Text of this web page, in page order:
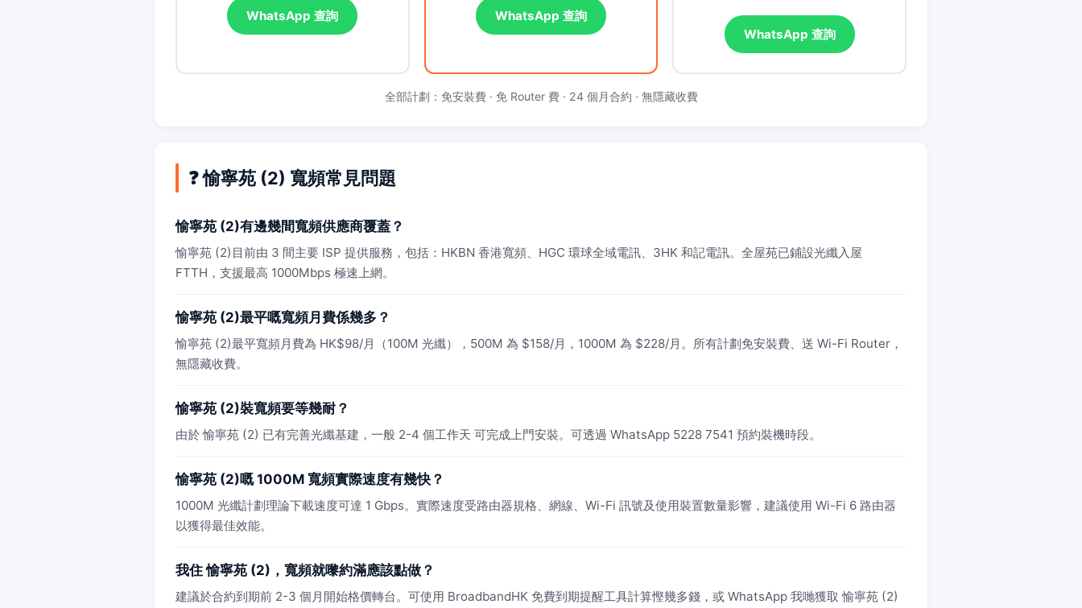
WhatsApp 查詢 WhatsApp 查詢
WhatsApp 查詢
全部計劃：免安裝費 · 免 Router 費 · 24 個月合約 · 無隱藏收費
❓ 愉寧苑 (2) 寬頻常見問題
愉寧苑 (2)有邊幾間寬頻供應商覆蓋？
愉寧苑 (2)目前由 3 間主要 ISP 提供服務，包括：HKBN 香港寬頻、HGC 環球全域電訊、3HK 和記電訊。全屋苑已鋪設光纖入屋
FTTH，支援最高 1000Mbps 極速上網。
愉寧苑 (2)最平嘅寬頻月費係幾多？
愉寧苑 (2)最平寬頻月費為 HK$98/月（100M 光纖），500M 為 $158/月，1000M 為 $228/月。所有計劃免安裝費、送 Wi-Fi Router，
無隱藏收費。
愉寧苑 (2)裝寬頻要等幾耐？
由於 愉寧苑 (2) 已有完善光纖基建，一般 2-4 個工作天 可完成上門安裝。可透過 WhatsApp 5228 7541 預約裝機時段。
愉寧苑 (2)嘅 1000M 寬頻實際速度有幾快？
1000M 光纖計劃理論下載速度可達 1 Gbps。實際速度受路由器規格、網線、Wi-Fi 訊號及使用裝置數量影響，建議使用 Wi-Fi 6 路由器
以獲得最佳效能。
我住 愉寧苑 (2)，寬頻就嚟約滿應該點做？
建議於合約到期前 2-3 個月開始格價轉台。可使用 BroadbandHK 免費到期提醒工具計算慳幾多錢，或 WhatsApp 我哋獲取 愉寧苑 (2)